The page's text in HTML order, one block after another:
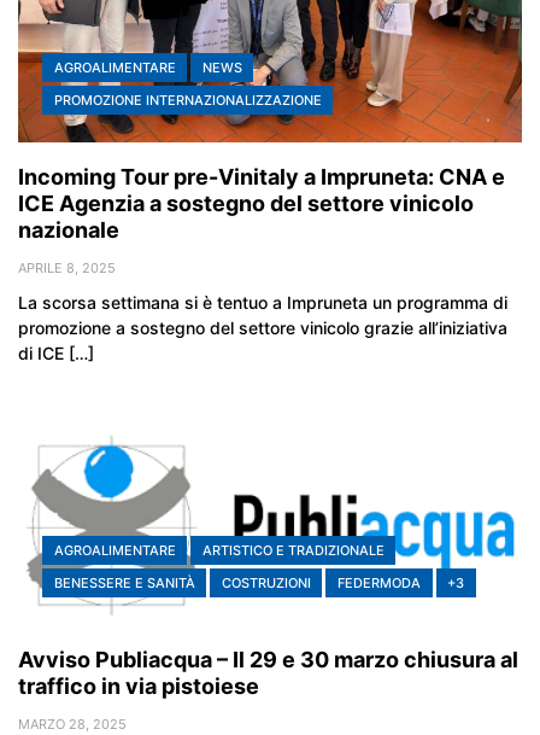
AGROALIMENTARE
NEWS
PROMOZIONE INTERNAZIONALIZZAZIONE
Incoming Tour pre-Vinitaly a Impruneta: CNA e
ICE Agenzia a sostegno del settore vinicolo
nazionale
APRILE 8, 2025
La scorsa settimana si è tentuo a Impruneta un programma di
promozione a sostegno del settore vinicolo grazie all’iniziativa
di ICE […]
AGROALIMENTARE
ARTISTICO E TRADIZIONALE
BENESSERE E SANITÀ
COSTRUZIONI FEDERMODA +3
Avviso Publiacqua – Il 29 e 30 marzo chiusura al
traffico in via pistoiese
MARZO 28, 2025